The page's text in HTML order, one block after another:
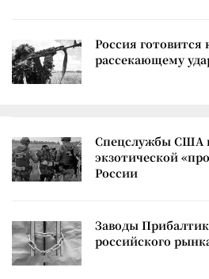
Россия готовится
рассекающему
Спецслужбы США
экзотической
России
Заводы
российского